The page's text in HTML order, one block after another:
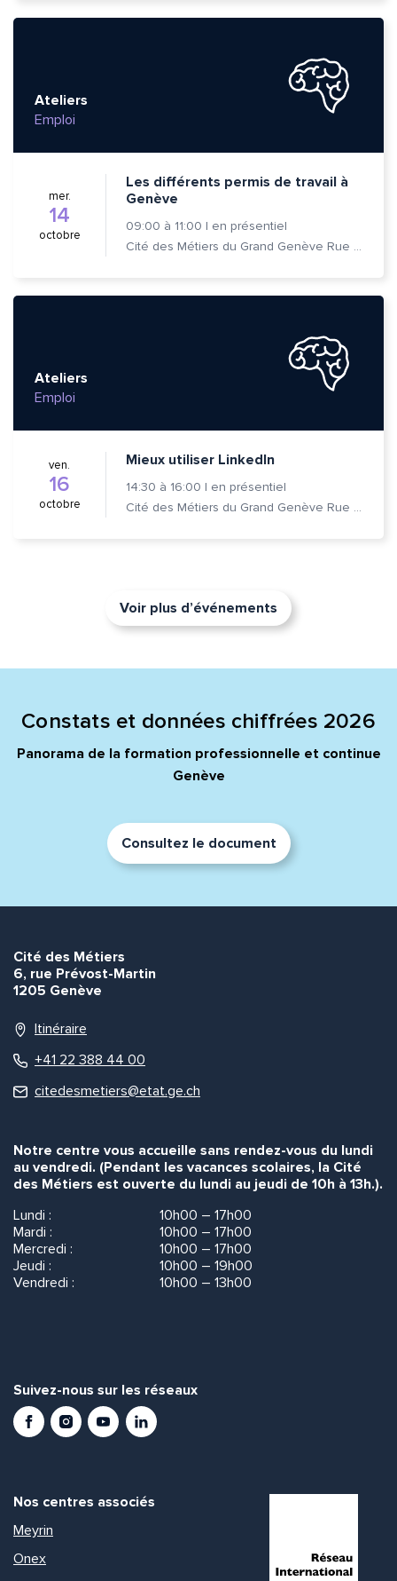
Ateliers
Emploi
mer.
14
octobre
Les différents permis de travail à
Genève
09:00 à 11:00 | en présentiel
Cité des Métiers du Grand Genève Rue Prévost-Martin 6 1205 Genève
Ateliers
Emploi
ven.
16
octobre
Mieux utiliser LinkedIn
14:30 à 16:00 | en présentiel
Cité des Métiers du Grand Genève Rue Prévost-Martin 6 1205 Genève
Voir plus d’événements
Constats et données chiffrées 2026
Panorama de la formation professionnelle et continue
Genève
Consultez le document
Cité des Métiers
6, rue Prévost-Martin
1205 Genève
Itinéraire
+41 22 388 44 00
citedesmetiers@etat.ge.ch
Notre centre vous accueille sans rendez-vous du lundi
au vendredi. (Pendant les vacances scolaires, la Cité
des Métiers est ouverte du lundi au jeudi de 10h à 13h.).
Lundi :
10h00 – 17h00
Mardi :
10h00 – 17h00
Mercredi :
10h00 – 17h00
Jeudi :
10h00 – 19h00
Vendredi :
10h00 – 13h00
Suivez-nous sur les réseaux
FacebookInstagramYoutubeLinkedIn
Nos centres associés
Meyrin
Onex